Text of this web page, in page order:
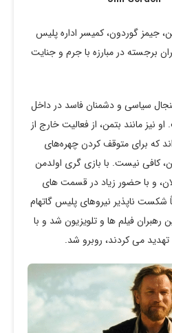
جیمز گوردون، کمیسر اداره پلیس
برجسته در مبارزه با جرم و جنایت
سیاسی و دشمنان فاسد در داخل
مانند بتمن، از فعالیت خارج از
که برای متوقف کردن چهره‌های
کافی نیست. با بازی گری اولدمن
و با حضور زیاد در قسمت های
شکست ناپذیر نیروهای پلیس گاتهام
فیلم ها و تلویزیون شد و با
تهدید می کردند، روبرو شد.